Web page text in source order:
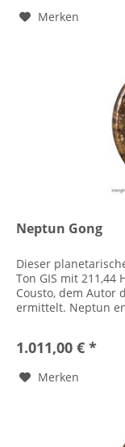
Merken
Neptun Gong
Dieser
Ton GIS mit 211,44
Cousto, dem Autor
ermittelt. Neptun
1.011,00 € *
Merken